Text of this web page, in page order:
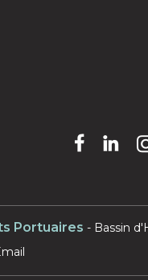
Portuaires - Bassin